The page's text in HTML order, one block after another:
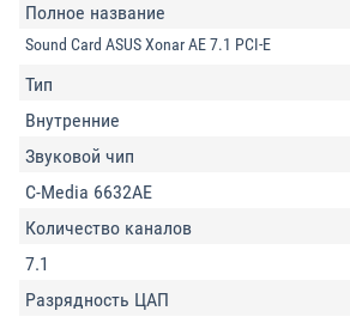
Полное название
Sound Card ASUS Xonar AE 7.1 PCI-E
Тип
Внутренние
Звуковой чип
C-Media 6632AE
Количество каналов
7.1
Разрядность ЦАП